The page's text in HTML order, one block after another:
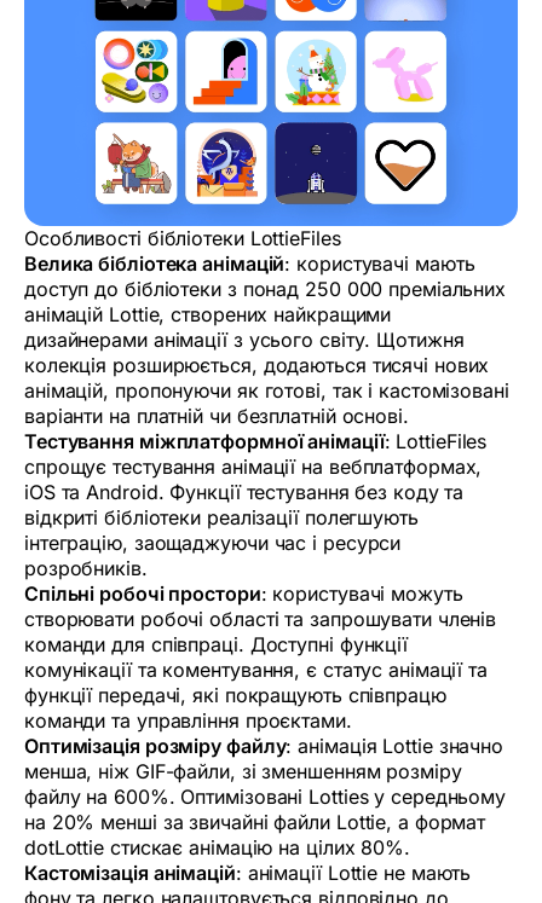
Особливості бібліотеки LottieFiles
Велика бібліотека анімацій: користувачі мають
доступ до бібліотеки з понад 250 000 преміальних
анімацій Lottie, створених найкращими
дизайнерами анімації з усього світу. Щотижня
колекція розширюється, додаються тисячі нових
анімацій, пропонуючи як готові, так і кастомізовані
варіанти на платній чи безплатній основі.
Тестування міжплатформної анімації: LottieFiles
спрощує тестування анімації на вебплатформах,
iOS та Android. Функції тестування без коду та
відкриті бібліотеки реалізації полегшують
інтеграцію, заощаджуючи час і ресурси
розробників.
Спільні робочі простори: користувачі можуть
створювати робочі області та запрошувати членів
команди для співпраці. Доступні функції
комунікації та коментування, є статус анімації та
функції передачі, які покращують співпрацю
команди та управління проєктами.
Оптимізація розміру файлу: анімація Lottie значно
менша, ніж GIF-файли, зі зменшенням розміру
файлу на 600%. Оптимізовані Lotties у середньому
на 20% менші за звичайні файли Lottie, а формат
dotLottie стискає анімацію на цілих 80%.
Кастомізація анімацій: анімації Lottie не мають
фону та легко налаштовується відповідно до